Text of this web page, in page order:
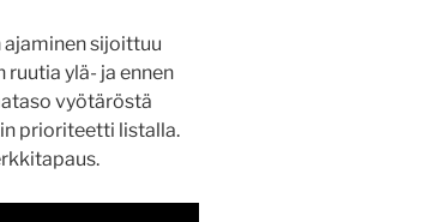
sijoittuu
ylä- ja ennen
vyötäröstä
prioriteetti listalla.